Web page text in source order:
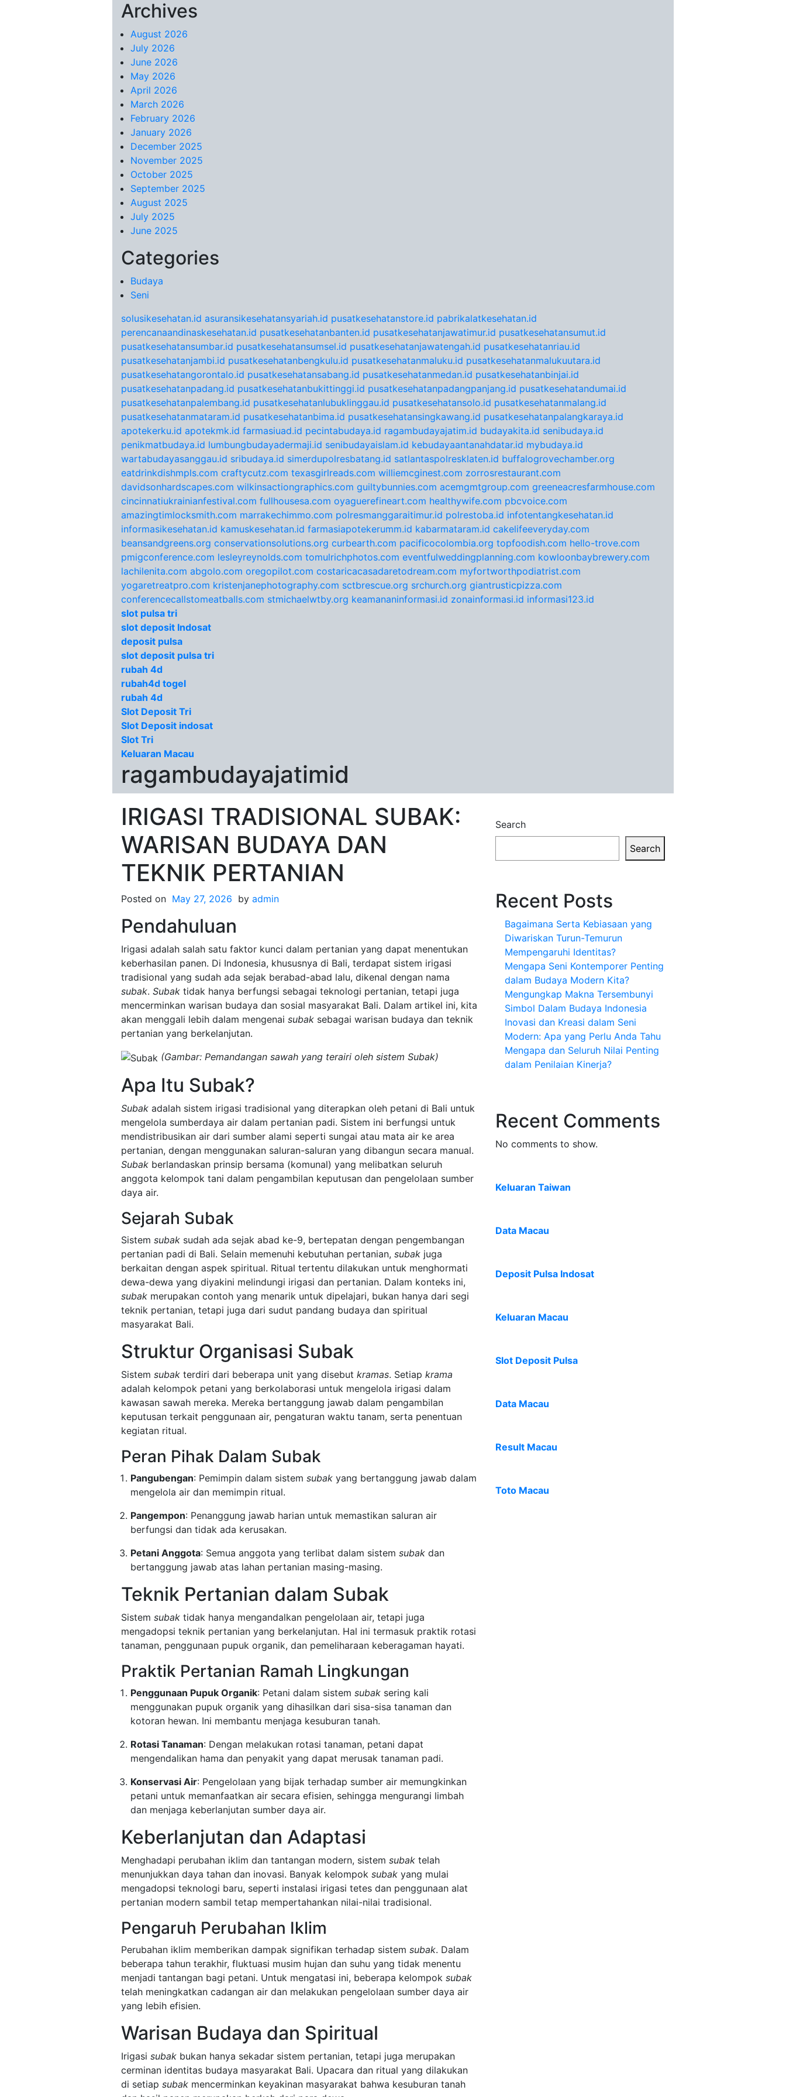
Skip to content
Archives
August 2026
July 2026
June 2026
May 2026
April 2026
March 2026
February 2026
January 2026
December 2025
November 2025
October 2025
September 2025
August 2025
July 2025
June 2025
Categories
Budaya
Seni
solusikesehatan.id asuransikesehatansyariah.id pusatkesehatanstore.id pabrikalatkesehatan.id
perencanaandinaskesehatan.id pusatkesehatanbanten.id pusatkesehatanjawatimur.id pusatkesehatansumut.id
pusatkesehatansumbar.id pusatkesehatansumsel.id pusatkesehatanjawatengah.id pusatkesehatanriau.id
pusatkesehatanjambi.id pusatkesehatanbengkulu.id pusatkesehatanmaluku.id pusatkesehatanmalukuutara.id
pusatkesehatangorontalo.id pusatkesehatansabang.id pusatkesehatanmedan.id pusatkesehatanbinjai.id
pusatkesehatanpadang.id pusatkesehatanbukittinggi.id pusatkesehatanpadangpanjang.id pusatkesehatandumai.id
pusatkesehatanpalembang.id pusatkesehatanlubuklinggau.id pusatkesehatansolo.id pusatkesehatanmalang.id
pusatkesehatanmataram.id pusatkesehatanbima.id pusatkesehatansingkawang.id pusatkesehatanpalangkaraya.id
apotekerku.id apotekmk.id farmasiuad.id pecintabudaya.id ragambudayajatim.id budayakita.id senibudaya.id
penikmatbudaya.id lumbungbudayadermaji.id senibudayaislam.id kebudayaantanahdatar.id mybudaya.id
wartabudayasanggau.id sribudaya.id simerdupolresbatang.id satlantaspolresklaten.id buffalogrovechamber.org
eatdrinkdishmpls.com craftycutz.com texasgirlreads.com williemcginest.com zorrosrestaurant.com
davidsonhardscapes.com wilkinsactiongraphics.com guiltybunnies.com acemgmtgroup.com greeneacresfarmhouse.com
cincinnatiukrainianfestival.com fullhousesa.com oyaguerefineart.com healthywife.com pbcvoice.com
amazingtimlocksmith.com marrakechimmo.com polresmanggaraitimur.id polrestoba.id infotentangkesehatan.id
informasikesehatan.id kamuskesehatan.id farmasiapotekerumm.id kabarmataram.id cakelifeeveryday.com
beansandgreens.org conservationsolutions.org curbearth.com pacificocolombia.org topfoodish.com hello-trove.com
pmigconference.com lesleyreynolds.com tomulrichphotos.com eventfulweddingplanning.com kowloonbaybrewery.com
lachilenita.com abgolo.com oregopilot.com costaricacasadaretodream.com myfortworthpodiatrist.com
yogaretreatpro.com kristenjanephotography.com sctbrescue.org srchurch.org giantrusticpizza.com
conferencecallstomeatballs.com stmichaelwtby.org keamananinformasi.id zonainformasi.id informasi123.id
slot pulsa tri
slot deposit Indosat
deposit pulsa
slot deposit pulsa tri
rubah 4d
rubah4d togel
rubah 4d
Slot Deposit Tri
Slot Deposit indosat
Slot Tri
Keluaran Macau
ragambudayajatimid
IRIGASI TRADISIONAL SUBAK:
WARISAN BUDAYA DAN
TEKNIK PERTANIAN
Posted on May 27, 2026 by admin
Pendahuluan
Irigasi adalah salah satu faktor kunci dalam pertanian yang dapat menentukan
keberhasilan panen. Di Indonesia, khususnya di Bali, terdapat sistem irigasi
tradisional yang sudah ada sejak berabad-abad lalu, dikenal dengan nama
subak. Subak tidak hanya berfungsi sebagai teknologi pertanian, tetapi juga
mencerminkan warisan budaya dan sosial masyarakat Bali. Dalam artikel ini, kita
akan menggali lebih dalam mengenai subak sebagai warisan budaya dan teknik
pertanian yang berkelanjutan.
(Gambar: Pemandangan sawah yang terairi oleh sistem Subak)
Apa Itu Subak?
Subak adalah sistem irigasi tradisional yang diterapkan oleh petani di Bali untuk
mengelola sumberdaya air dalam pertanian padi. Sistem ini berfungsi untuk
mendistribusikan air dari sumber alami seperti sungai atau mata air ke area
pertanian, dengan menggunakan saluran-saluran yang dibangun secara manual.
Subak berlandaskan prinsip bersama (komunal) yang melibatkan seluruh
anggota kelompok tani dalam pengambilan keputusan dan pengelolaan sumber
daya air.
Sejarah Subak
Sistem subak sudah ada sejak abad ke-9, bertepatan dengan pengembangan
pertanian padi di Bali. Selain memenuhi kebutuhan pertanian, subak juga
berkaitan dengan aspek spiritual. Ritual tertentu dilakukan untuk menghormati
dewa-dewa yang diyakini melindungi irigasi dan pertanian. Dalam konteks ini,
subak merupakan contoh yang menarik untuk dipelajari, bukan hanya dari segi
teknik pertanian, tetapi juga dari sudut pandang budaya dan spiritual
masyarakat Bali.
Struktur Organisasi Subak
Sistem subak terdiri dari beberapa unit yang disebut kramas. Setiap krama
adalah kelompok petani yang berkolaborasi untuk mengelola irigasi dalam
kawasan sawah mereka. Mereka bertanggung jawab dalam pengambilan
keputusan terkait penggunaan air, pengaturan waktu tanam, serta penentuan
kegiatan ritual.
Peran Pihak Dalam Subak
Pangubengan: Pemimpin dalam sistem subak yang bertanggung jawab dalam
mengelola air dan memimpin ritual.
Pangempon: Penanggung jawab harian untuk memastikan saluran air
berfungsi dan tidak ada kerusakan.
Petani Anggota: Semua anggota yang terlibat dalam sistem subak dan
bertanggung jawab atas lahan pertanian masing-masing.
Teknik Pertanian dalam Subak
Sistem subak tidak hanya mengandalkan pengelolaan air, tetapi juga
mengadopsi teknik pertanian yang berkelanjutan. Hal ini termasuk praktik rotasi
tanaman, penggunaan pupuk organik, dan pemeliharaan keberagaman hayati.
Praktik Pertanian Ramah Lingkungan
Penggunaan Pupuk Organik: Petani dalam sistem subak sering kali
menggunakan pupuk organik yang dihasilkan dari sisa-sisa tanaman dan
kotoran hewan. Ini membantu menjaga kesuburan tanah.
Rotasi Tanaman: Dengan melakukan rotasi tanaman, petani dapat
mengendalikan hama dan penyakit yang dapat merusak tanaman padi.
Konservasi Air: Pengelolaan yang bijak terhadap sumber air memungkinkan
petani untuk memanfaatkan air secara efisien, sehingga mengurangi limbah
dan menjaga keberlanjutan sumber daya air.
Keberlanjutan dan Adaptasi
Menghadapi perubahan iklim dan tantangan modern, sistem subak telah
menunjukkan daya tahan dan inovasi. Banyak kelompok subak yang mulai
mengadopsi teknologi baru, seperti instalasi irigasi tetes dan penggunaan alat
pertanian modern sambil tetap mempertahankan nilai-nilai tradisional.
Pengaruh Perubahan Iklim
Perubahan iklim memberikan dampak signifikan terhadap sistem subak. Dalam
beberapa tahun terakhir, fluktuasi musim hujan dan suhu yang tidak menentu
menjadi tantangan bagi petani. Untuk mengatasi ini, beberapa kelompok subak
telah meningkatkan cadangan air dan melakukan pengelolaan sumber daya air
yang lebih efisien.
Warisan Budaya dan Spiritual
Irigasi subak bukan hanya sekadar sistem pertanian, tetapi juga merupakan
cerminan identitas budaya masyarakat Bali. Upacara dan ritual yang dilakukan
di setiap subak mencerminkan keyakinan masyarakat bahwa kesuburan tanah
Search
Search
Recent Posts
Bagaimana Serta Kebiasaan yang
Diwariskan Turun-Temurun
Mempengaruhi Identitas?
Mengapa Seni Kontemporer Penting
dalam Budaya Modern Kita?
Mengungkap Makna Tersembunyi
Simbol Dalam Budaya Indonesia
Inovasi dan Kreasi dalam Seni
Modern: Apa yang Perlu Anda Tahu
Mengapa dan Seluruh Nilai Penting
dalam Penilaian Kinerja?
Recent Comments
No comments to show.
Keluaran Taiwan
Data Macau
Deposit Pulsa Indosat
Keluaran Macau
Slot Deposit Pulsa
Data Macau
Result Macau
Toto Macau